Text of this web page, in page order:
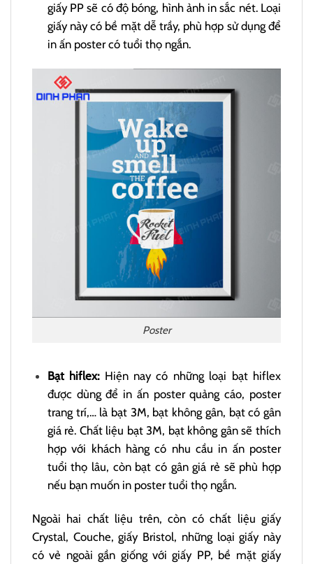
giấy PP sẽ có độ bóng, hình ảnh in sắc nét. Loại
giấy này có bề mặt dễ trầy, phù hợp sử dụng để
in ấn poster có tuổi thọ ngắn.
Poster
Bạt hiflex:Hiện nay có những loại bạt hiflex
được dùng để in ấn poster quảng cáo, poster
trang trí,… là bạt 3M, bạt không gân, bạt có gân
giá rẻ. Chất liệu bạt 3M, bạt không gân sẽ thích
hợp với khách hàng có nhu cầu in ấn poster
tuổi thọ lâu, còn bạt có gân giá rẻ sẽ phù hợp
nếu bạn muốn in poster tuổi thọ ngắn.
Ngoài hai chất liệu trên, còn có chất liệu giấy
Crystal, Couche, giấy Bristol, những loại giấy này
có vẻ ngoài gần giống với giấy PP, bề mặt giấy